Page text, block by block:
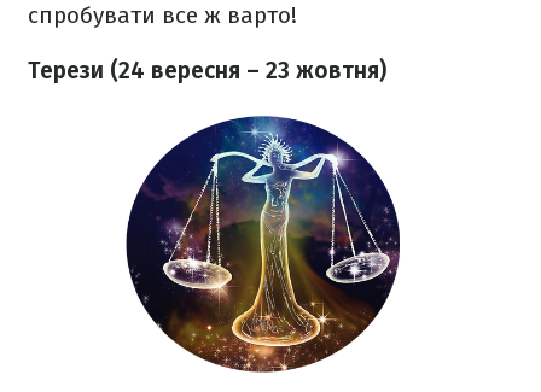
спробувати все ж варто!
Терези (24 вересня – 23 жовтня)